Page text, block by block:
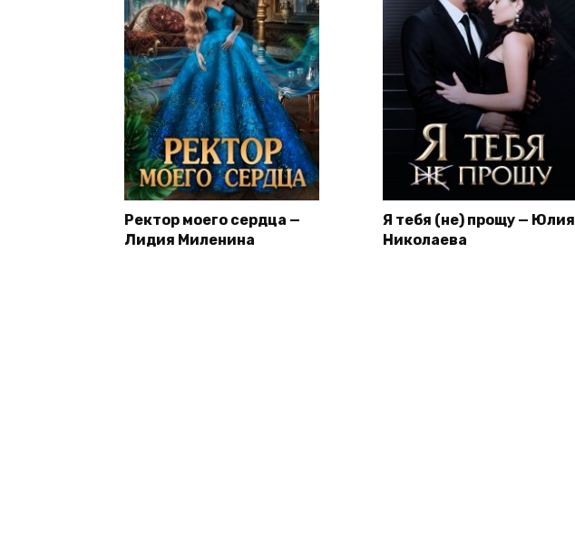
Ректор моего сердца —
Лидия Миленина
Я тебя (не) прощу — Юлия
Николаева